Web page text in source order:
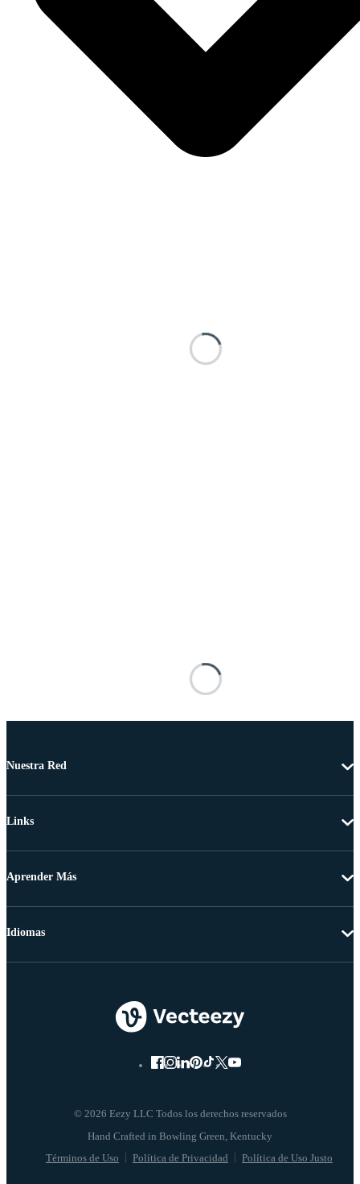
Nuestra Red
Links
Aprender Más
© 2026 Eezy LLC Todos los derechos reservados
Términos de Uso Política de Privacidad Política de Uso Justo
Idiomas